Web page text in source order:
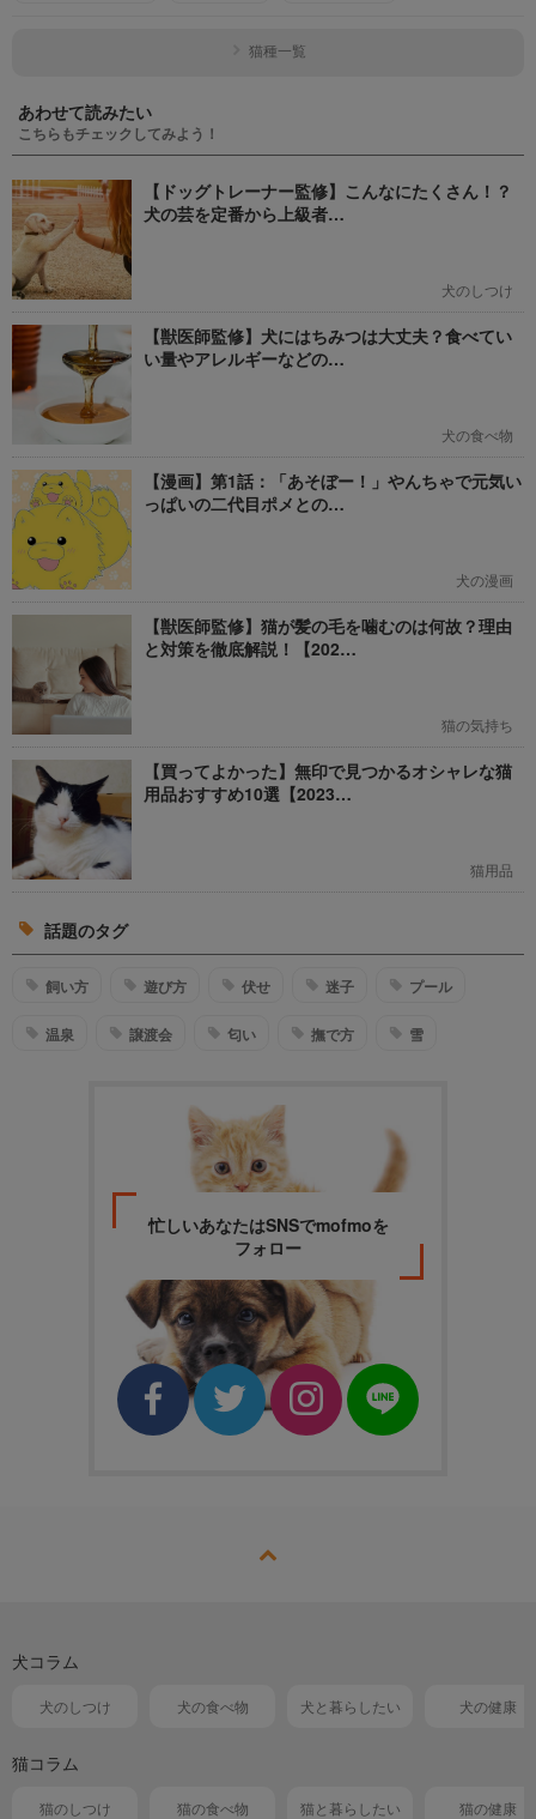
猫種一覧
あわせて読みたい
こちらもチェックしてみよう！
【ドッグトレーナー監修】こんなにたくさん！？
犬の芸を定番から上級者…
犬のしつけ
【獣医師監修】犬にはちみつは大丈夫？食べてい
い量やアレルギーなどの…
犬の食べ物
【漫画】第1話：「あそぼー！」やんちゃで元気い
っぱいの二代目ポメとの…
犬の漫画
【獣医師監修】猫が髪の毛を噛むのは何故？理由
と対策を徹底解説！【202…
猫の気持ち
【買ってよかった】無印で見つかるオシャレな猫
用品おすすめ10選【2023…
猫用品
話題のタグ
飼い方 遊び方 伏せ 迷子 プール
温泉 譲渡会 匂い 撫で方 雪
忙しいあなたはSNSでmofmoを
フォロー
犬コラム
犬のしつけ 犬の食べ物 犬と暮らしたい 犬の健康
猫コラム
猫のしつけ 猫の食べ物 猫と暮らしたい 猫の健康